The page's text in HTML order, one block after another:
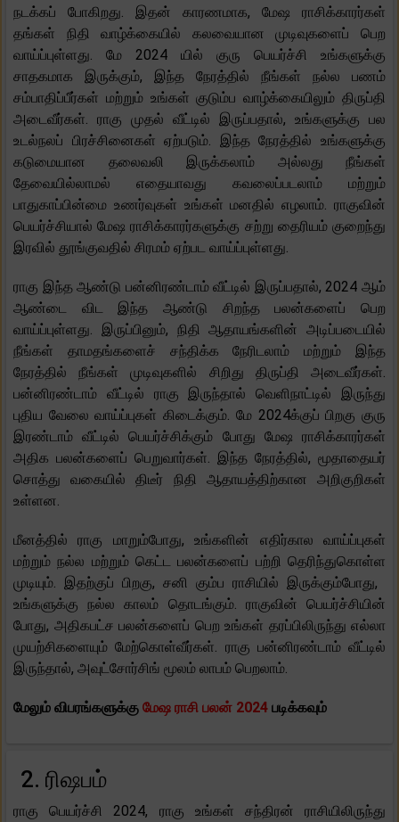
நடக்கப் போகிறது. இதன் காரணமாக, மேஷ ராசிக்காரர்கள்
தங்கள் நிதி வாழ்க்கையில் கலவையான முடிவுகளைப் பெற
வாய்ப்புள்ளது. மே 2024 யில் குரு பெயர்ச்சி உங்களுக்கு
சாதகமாக இருக்கும், இந்த நேரத்தில் நீங்கள் நல்ல பணம்
சம்பாதிப்பீர்கள் மற்றும் உங்கள் குடும்ப வாழ்க்கையிலும் திருப்தி
அடைவீர்கள். ராகு முதல் வீட்டில் இருப்பதால், உங்களுக்கு பல
உடல்நலப் பிரச்சினைகள் ஏற்படும். இந்த நேரத்தில் உங்களுக்கு
கடுமையான தலைவலி இருக்கலாம் அல்லது நீங்கள்
தேவையில்லாமல் எதையாவது கவலைப்படலாம் மற்றும்
பாதுகாப்பின்மை உணர்வுகள் உங்கள் மனதில் எழலாம். ராகுவின்
பெயர்ச்சியால் மேஷ ராசிக்காரர்களுக்கு சற்று தைரியம் குறைந்து
இரவில் தூங்குவதில் சிரமம் ஏற்பட வாய்ப்புள்ளது.
ராகு இந்த ஆண்டு பன்னிரண்டாம் வீட்டில் இருப்பதால், 2024 ஆம்
ஆண்டை விட இந்த ஆண்டு சிறந்த பலன்களைப் பெற
வாய்ப்புள்ளது. இருப்பினும், நிதி ஆதாயங்களின் அடிப்படையில்
நீங்கள் தாமதங்களைச் சந்திக்க நேரிடலாம் மற்றும் இந்த
நேரத்தில் நீங்கள் முடிவுகளில் சிறிது திருப்தி அடைவீர்கள்.
பன்னிரண்டாம் வீட்டில் ராகு இருந்தால் வெளிநாட்டில் இருந்து
புதிய வேலை வாய்ப்புகள் கிடைக்கும். மே 2024க்குப் பிறகு குரு
இரண்டாம் வீட்டில் பெயர்ச்சிக்கும் போது மேஷ ராசிக்காரர்கள்
அதிக பலன்களைப் பெறுவார்கள். இந்த நேரத்தில், மூதாதையர்
சொத்து வகையில் திடீர் நிதி ஆதாயத்திற்கான அறிகுறிகள்
உள்ளன.
மீனத்தில் ராகு மாறும்போது, ​​உங்களின் எதிர்கால வாய்ப்புகள்
மற்றும் நல்ல மற்றும் கெட்ட பலன்களைப் பற்றி தெரிந்துகொள்ள
முடியும். இதற்குப் பிறகு, சனி கும்ப ராசியில் இருக்கும்போது, ​​
உங்களுக்கு நல்ல காலம் தொடங்கும். ராகுவின் பெயர்ச்சியின்
போது, ​​அதிகபட்ச பலன்களைப் பெற உங்கள் தரப்பிலிருந்து எல்லா
முயற்சிகளையும் மேற்கொள்வீர்கள். ராகு பன்னிரண்டாம் வீட்டில்
இருந்தால், அவுட்சோர்சிங் மூலம் லாபம் பெறலாம்.
மேலும் விபரங்களுக்கு மேஷ ராசி பலன் 2024 படிக்கவும்
2. ரிஷபம்
ராகு பெயர்ச்சி 2024, ராகு உங்கள் சந்திரன் ராசியிலிருந்து